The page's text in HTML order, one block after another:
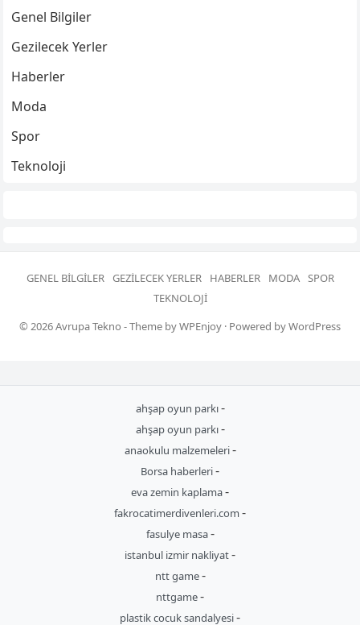
Genel Bilgiler
Gezilecek Yerler
Haberler
Moda
Spor
Teknoloji
GENEL BILGILER GEZILECEK YERLER HABERLER MODA SPOR
TEKNOLOJI
© 2026Avrupa Tekno - Theme byWPEnjoy · Powered byWordPress
ahşap oyun parkı-
ahşap oyun parkı-
anaokulu malzemeleri-
Borsa haberleri-
eva zemin kaplama-
fakrocatimerdivenleri.com -
fasulye masa-
istanbul izmir nakliyat-
ntt game-
nttgame-
plastik cocuk sandalyesi-